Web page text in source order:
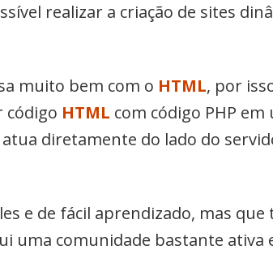
realizar a criação de sites
muito bem com o HTML, por
código HTML com código PHP
diretamente do lado do
e de fácil aprendizado, mas
uma comunidade bastante ativa